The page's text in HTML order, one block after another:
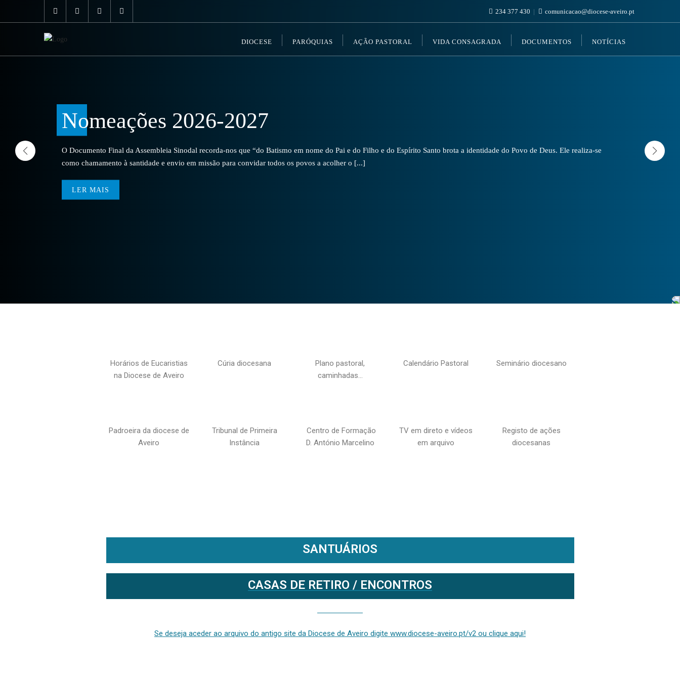
234 377 430 comunicacao@diocese-aveiro.pt
DIOCESE PARÓQUIAS AÇÃO PASTORAL VIDA CONSAGRADA DOCUMENTOS NOTÍCIAS
Nomeações 2026-2027
O Documento Final da Assembleia Sinodal recorda-nos que “do Batismo em nome do Pai e do Filho e do Espírito Santo brota a identidade do Povo de Deus. Ele realiza-se
como chamamento à santidade e envio em missão para convidar todos os povos a acolher o [...]
LER MAIS
Horários de Eucaristias
na Diocese de Aveiro
Cúria diocesana
Plano pastoral,
caminhadas…
Calendário Pastoral Seminário diocesano
Padroeira da diocese de
Aveiro
Tribunal de Primeira
Instância
Centro de Formação
D. António Marcelino
TV em direto e vídeos
em arquivo
Registo de ações
diocesanas
SANTUÁRIOS
CASAS DE RETIRO / ENCONTROS
Se deseja aceder ao arquivo do antigo site da Diocese de Aveiro digite www.diocese-aveiro.pt/v2 ou clique aqui!